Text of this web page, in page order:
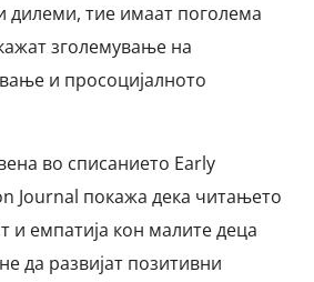
дилеми, тие имаат поголема
зголемување на
и просоцијалното
во списанието Early
Journal покажа дека читањето
и емпатија кон малите деца
да развијат позитивни